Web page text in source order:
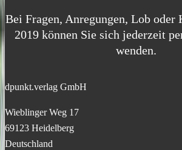
Bei Fragen, Anregungen, Lob oder
2019 können Sie sich jederzeit
wenden.
dpunkt.verlag GmbH
Wieblinger Weg 17
69123 Heidelberg
Deutschland